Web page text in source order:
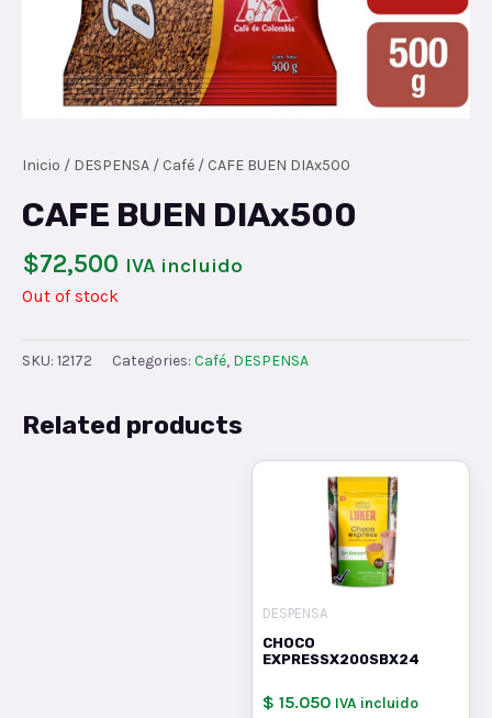
Inicio / DESPENSA / Café / CAFE BUEN DIAx500
CAFE BUEN DIAx500
$72,500 IVA incluido
Out of stock
SKU: 12172 Categories: Café, DESPENSA
Related products
DESPENSA
CHOCO
EXPRESSX200SBX24
$ 15.050 IVA incluido